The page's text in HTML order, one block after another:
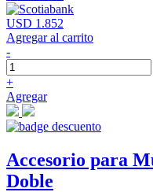
USD 1.852
Agregar al carrito
-
+
Agregar
Accesorio para
Doble